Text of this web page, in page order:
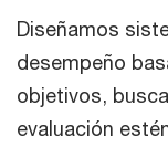
Diseñamos
desempeño
objetivos,
evaluación